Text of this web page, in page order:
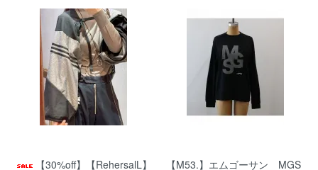
【30%off】【RehersalL】
【M53.】エムゴーサン MGS